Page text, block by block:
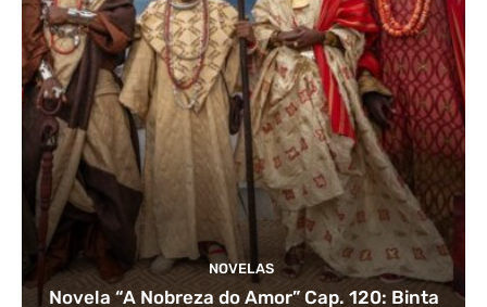
NOVELAS
Novela “A Nobreza do Amor” Cap. 120: Binta